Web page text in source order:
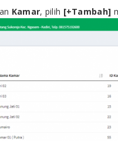
Kamar, pilih [+Tambah]